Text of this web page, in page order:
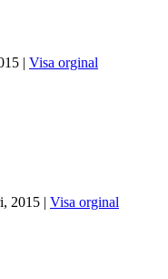
| Visa orginal
2015 | Visa orginal